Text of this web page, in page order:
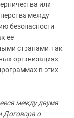
или
между
безопасности
ее
странами, так
организациях
в этих
между двумя
Договора о